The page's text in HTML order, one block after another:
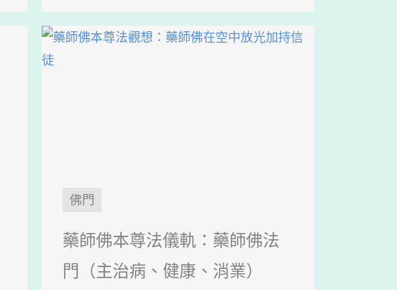
佛門
藥師佛本尊法儀軌：藥師佛法
門（主治病、健康、消業）